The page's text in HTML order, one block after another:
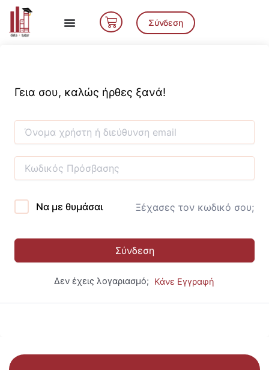
Μετάβαση
περιεχόμενο
Cart Σύνδεση
Γεια σου, καλώς ήρθες ξανά!
Να με θυμάσαι Ξέχασες τον κωδικό σου;
Σύνδεση
Δεν έχεις λογαριασμό; Κάνε Εγγραφή